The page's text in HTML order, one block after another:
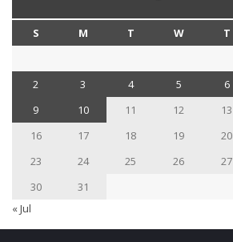
S M T W T
2
3 4 5 6
9
10 11 12 13
16
17 18 19 20
23
24 25 26 27
30
31
« Jul